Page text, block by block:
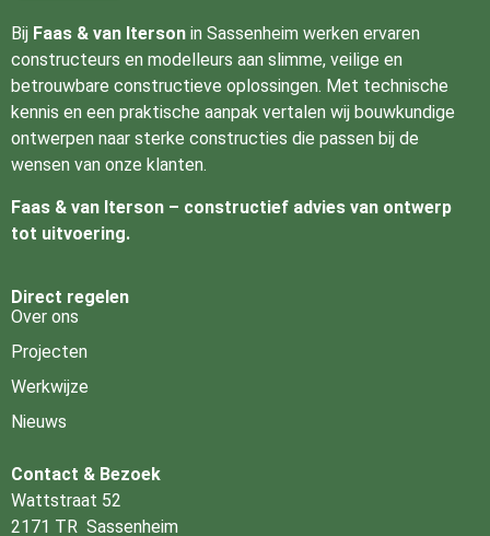
Bij Faas & van Iterson in Sassenheim werken ervaren
constructeurs en modelleurs aan slimme, veilige en
betrouwbare constructieve oplossingen. Met technische
kennis en een praktische aanpak vertalen wij bouwkundige
ontwerpen naar sterke constructies die passen bij de
wensen van onze klanten.
Faas & van Iterson – constructief advies van ontwerp
tot uitvoering.
Direct regelen
Over ons
Projecten
Werkwijze
Nieuws
Contact & Bezoek
Wattstraat 52
2171 TR Sassenheim